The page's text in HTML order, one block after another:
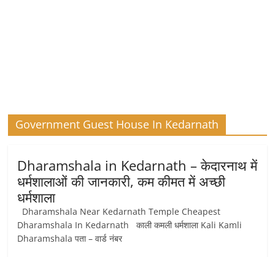
Government Guest House In Kedarnath
Dharamshala in Kedarnath – केदारनाथ में
धर्मशालाओं की जानकारी, कम कीमत में अच्छी
धर्मशाला
Dharamshala Near Kedarnath Temple Cheapest
Dharamshala In Kedarnath काली कमली धर्मशाला Kali Kamli
Dharamshala पता – वार्ड नंबर